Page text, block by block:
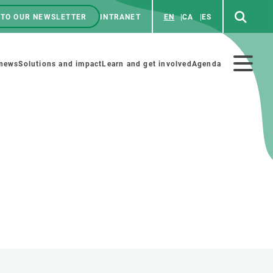
OUR NEWSLETTER INTRANET EN CA ES
Solutions and impact Learn and get involved Agenda